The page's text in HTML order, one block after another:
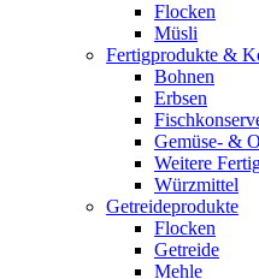
Flocken
Müsli
Fertigprodukte &
Bohnen
Erbsen
Gemüse- &
Weitere
Würzmittel
Getreideprodukte
Flocken
Getreide
Mehle